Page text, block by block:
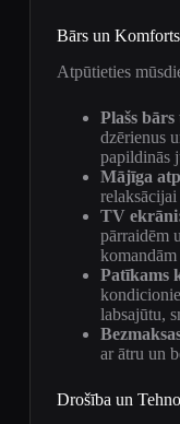
Bārs un Komforts
Atpūtieties
Plašs
dzērienus
papildinās
Mājīga
TV
pārraidēm
komandām
Patīkams
labsajūtu,
ar ātru un
Drošība un